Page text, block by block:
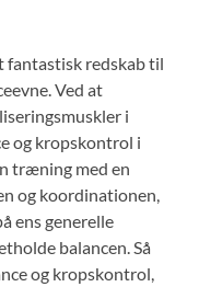
fantastisk redskab til
Ved at
i
og kropskontrol i
træning med en
og koordinationen,
ens generelle
balancen. Så
og kropskontrol,